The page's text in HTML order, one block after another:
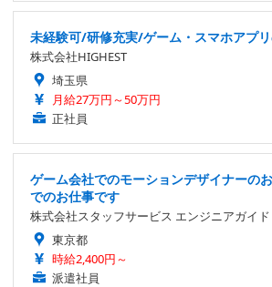
未経験可/研修充実/ゲーム・スマホアプ
株式会社HIGHEST
埼玉県
月給27万円～50万円
正社員
ゲーム会社でのモーションデザイナーの
でのお仕事です
株式会社スタッフサービス エンジニアガイド
東京都
時給2,400円～
派遣社員